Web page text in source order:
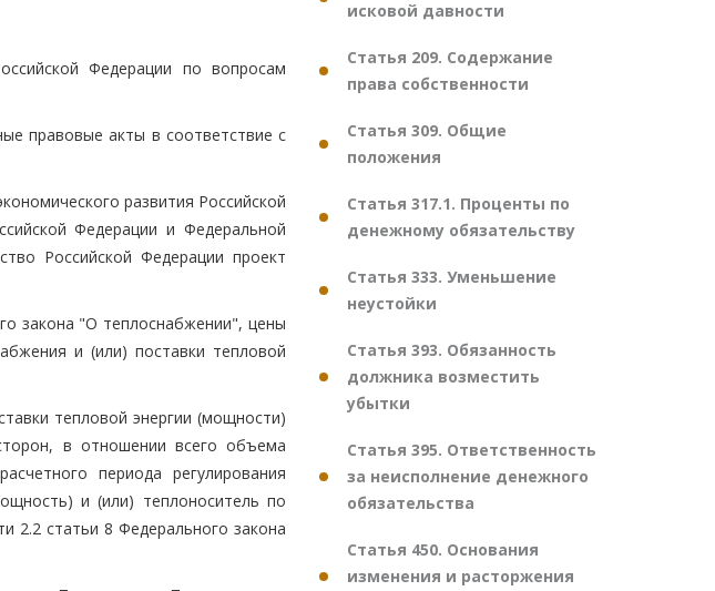
Федерации по вопросам
правовые акты в соответствие с
развития Российской
Федерации и Федеральной
Российской Федерации проект
закона "О теплоснабжении", цены
и (или) поставки тепловой
тепловой энергии (мощности)
в отношении всего объема
периода регулирования
и (или) теплоноситель по
2.2 статьи 8 Федерального закона
исковой давности
Статья 209. Содержание
права собственности
Статья 309. Общие
положения
Статья 317.1. Проценты по
денежному обязательству
Статья 333. Уменьшение
неустойки
Статья 393. Обязанность
должника возместить
убытки
Статья 395. Ответственность
за неисполнение денежного
обязательства
Статья 450. Основания
изменения и расторжения